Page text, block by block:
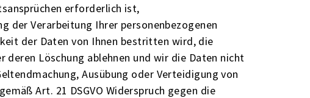
erforderlich ist,
der Verarbeitung Ihrer personenbezogenen
der Daten von Ihnen bestritten wird, die
deren Löschung ablehnen und wir die Daten nicht
Ausübung oder Verteidigung von
Art. 21 DSGVO Widerspruch gegen die